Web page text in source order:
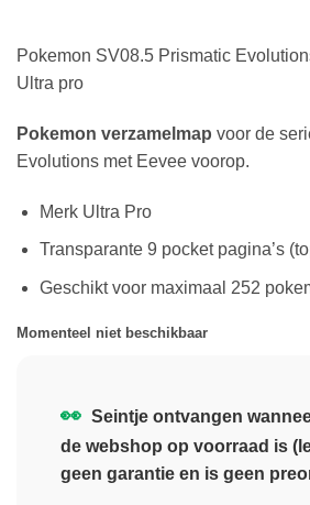
Pokemon SV08.5 Prismatic
Ultra pro
Pokemon verzamelmap voor de
Evolutions met Eevee voorop.
Merk Ultra Pro
Transparante 9 pocket pagina’s
Geschikt voor maximaal 252
Momenteel niet beschikbaar
👀 Seintje ontvangen
de webshop op voorraad is
geen garantie en is geen